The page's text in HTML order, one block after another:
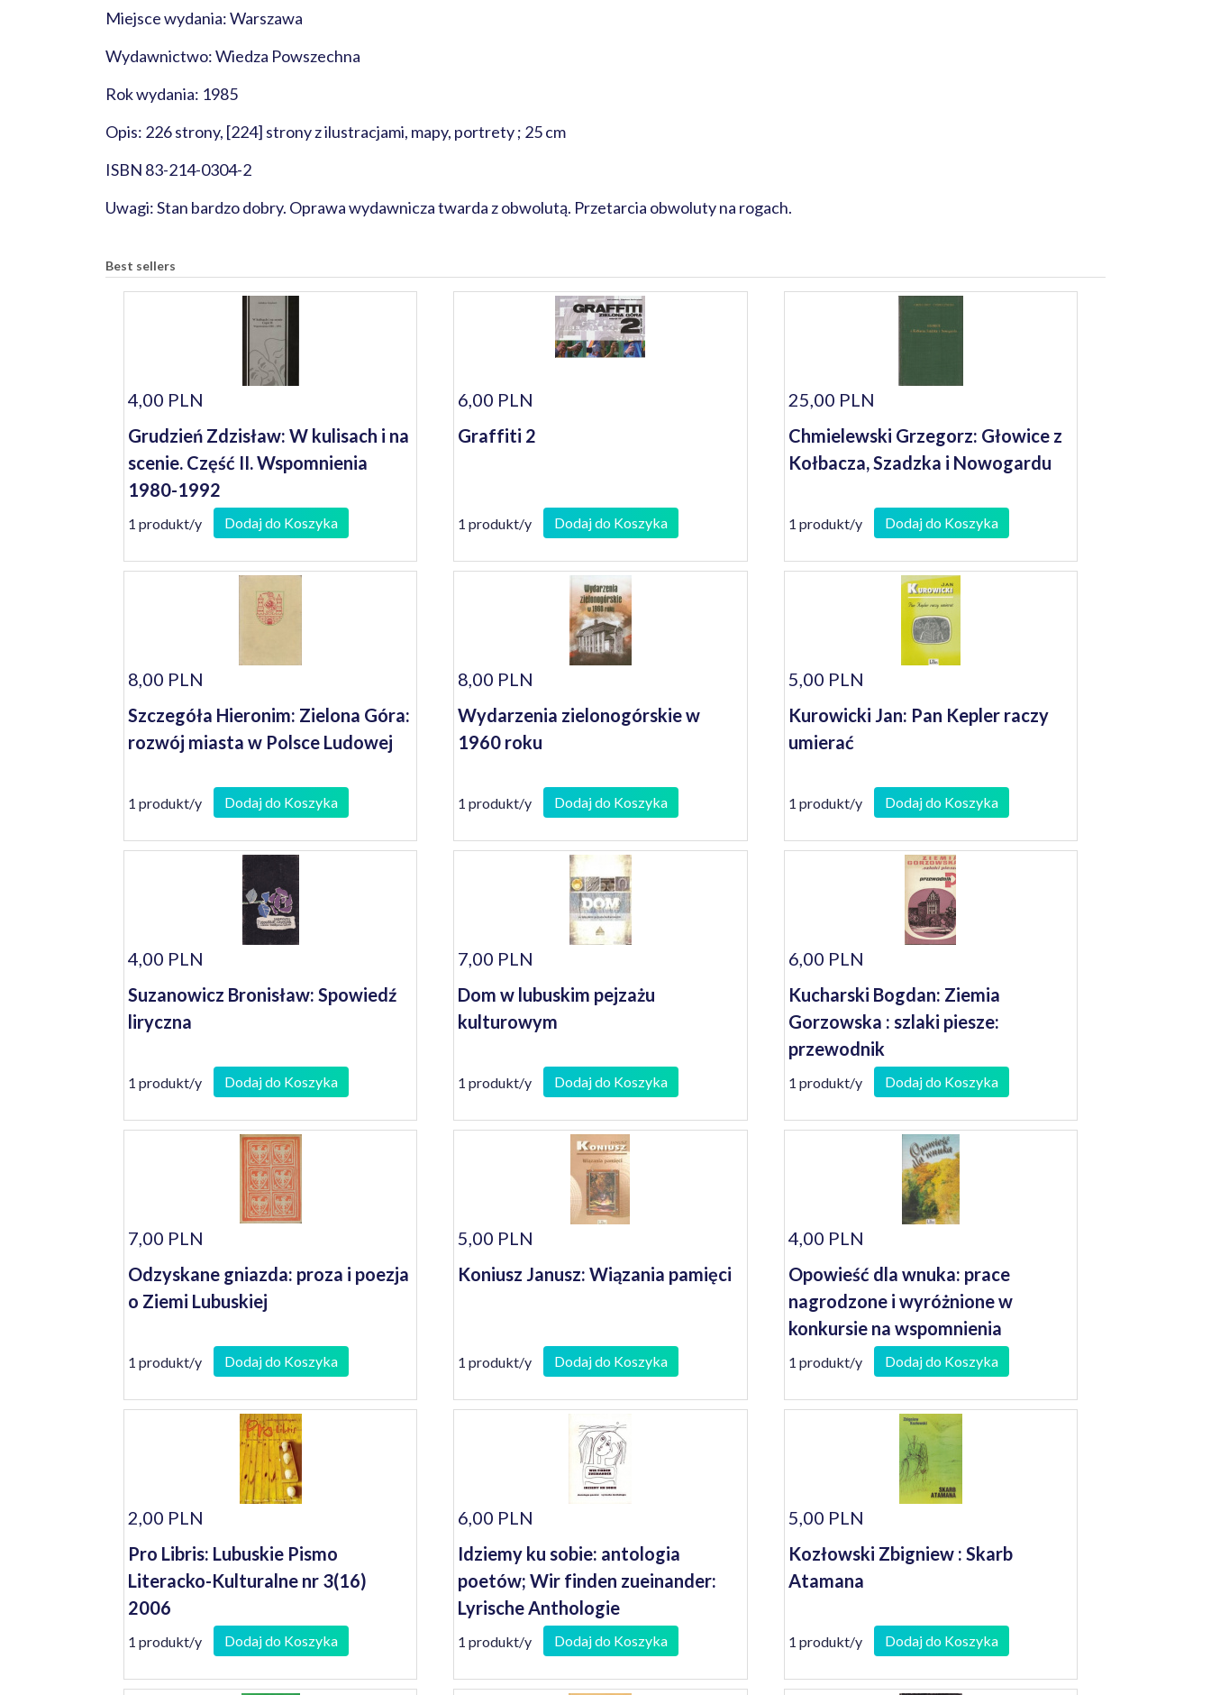
Miejsce wydania: Warszawa
Wydawnictwo: Wiedza Powszechna
Rok wydania: 1985
Opis: 226 strony, [224] strony z ilustracjami, mapy, portrety ; 25 cm
ISBN 83-214-0304-2
Uwagi: Stan bardzo dobry. Oprawa wydawnicza twarda z obwolutą. Przetarcia obwoluty na rogach.
Best sellers
4,00 PLN
Grudzień Zdzisław: W kulisach i na
scenie. Część II. Wspomnienia
1980-1992
1 produkt/y Dodaj do Koszyka
6,00 PLN
Graffiti 2
1 produkt/y Dodaj do Koszyka
25,00 PLN
Chmielewski Grzegorz: Głowice z
Kołbacza, Szadzka i Nowogardu
1 produkt/y Dodaj do Koszyka
8,00 PLN
Szczegóła Hieronim: Zielona Góra:
rozwój miasta w Polsce Ludowej
1 produkt/y Dodaj do Koszyka
8,00 PLN
Wydarzenia zielonogórskie w
1960 roku
1 produkt/y Dodaj do Koszyka
5,00 PLN
Kurowicki Jan: Pan Kepler raczy
umierać
1 produkt/y Dodaj do Koszyka
4,00 PLN
Suzanowicz Bronisław: Spowiedź
liryczna
1 produkt/y Dodaj do Koszyka
7,00 PLN
Dom w lubuskim pejzażu
kulturowym
1 produkt/y Dodaj do Koszyka
6,00 PLN
Kucharski Bogdan: Ziemia
Gorzowska : szlaki piesze:
przewodnik
1 produkt/y Dodaj do Koszyka
7,00 PLN
Odzyskane gniazda: proza i poezja
o Ziemi Lubuskiej
1 produkt/y Dodaj do Koszyka
5,00 PLN
Koniusz Janusz: Wiązania pamięci
1 produkt/y Dodaj do Koszyka
4,00 PLN
Opowieść dla wnuka: prace
nagrodzone i wyróżnione w
konkursie na wspomnienia
seniorów
1 produkt/y Dodaj do Koszyka
2,00 PLN
Pro Libris: Lubuskie Pismo
Literacko-Kulturalne nr 3(16)
2006
1 produkt/y Dodaj do Koszyka
6,00 PLN
Idziemy ku sobie: antologia
poetów; Wir finden zueinander:
Lyrische Anthologie
1 produkt/y Dodaj do Koszyka
5,00 PLN
Kozłowski Zbigniew : Skarb
Atamana
1 produkt/y Dodaj do Koszyka